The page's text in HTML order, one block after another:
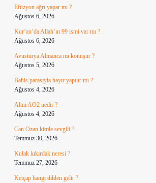
Efüzyon ağrı yapar mı ?
Ağustos 6, 2026
Kur’an’da Allah’ın 99 ismi var mı ?
Ağustos 6, 2026
Avusturya Almanca mı konuşur ?
Ağustos 5, 2026
Bahis parasıyla hayır yapılır mı ?
Ağustos 4, 2026
Altın AO2 nedir ?
Ağustos 4, 2026
Can Ozan kimle sevgili ?
Temmuz 30, 2026
Kulak kıkırdak neresi ?
Temmuz 27, 2026
Ketçap hangi dilden gelir ?